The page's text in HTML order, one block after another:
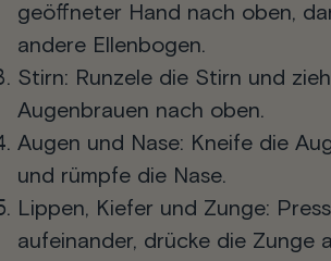
geöffneter Hand nach oben,
andere Ellenbogen.
Stirn: Runzele die Stirn und
Augenbrauen nach oben.
Augen und Nase: Kneife die
und rümpfe die Nase.
Lippen, Kiefer und Zunge:
aufeinander, drücke die Zunge